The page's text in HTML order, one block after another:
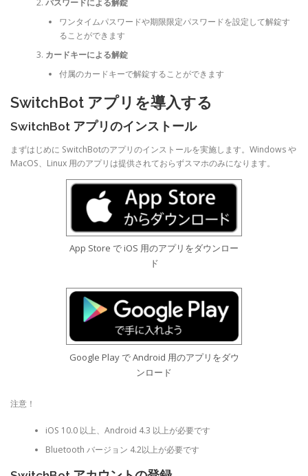
パスワードによる解錠
ワンタイムパスワードや期限限定パスワードを設定して解錠す
ることができます
カードキーによる解錠
付属のカードキーで解錠することができます
SwitchBot アプリを導入する
SwitchBot アプリのインストール
まずはじめに SwitchBotのアプリのインストールを実施します。Windows や
MacOS、Linux 用のアプリは提供されておらずスマホのみになります。
App Store で iOS 用のアプリをダウンロー
ド
Google Play で Android 用のアプリをダウ
ンロード
注意！
iOS 10.0 以上、Android 4.3 以上が必要です
Bluetooth バージョン 4.2以上が必要です